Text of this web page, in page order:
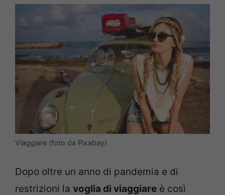
Viaggiare (foto da Pixabay)
Dopo oltre un anno di pandemia e di
restrizioni la voglia di viaggiare è così